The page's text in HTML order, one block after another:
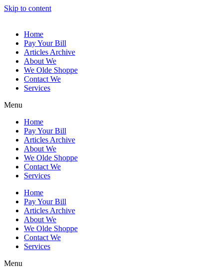
Skip to content
Home
Pay Your Bill
Articles Archive
About We
We Olde Shoppe
Contact We
Services
Menu
Home
Pay Your Bill
Articles Archive
About We
We Olde Shoppe
Contact We
Services
Home
Pay Your Bill
Articles Archive
About We
We Olde Shoppe
Contact We
Services
Menu